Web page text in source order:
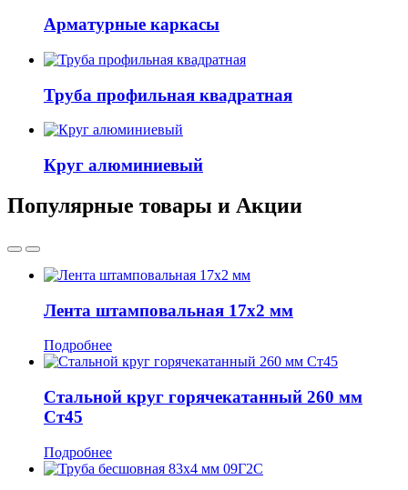
Арматурные каркасы
Труба профильная квадратная
Круг алюминиевый
Популярные товары и Акции
Лента штамповальная 17x2 мм
Подробнее
Стальной круг горячекатанный 260 мм
Ст45
Подробнее